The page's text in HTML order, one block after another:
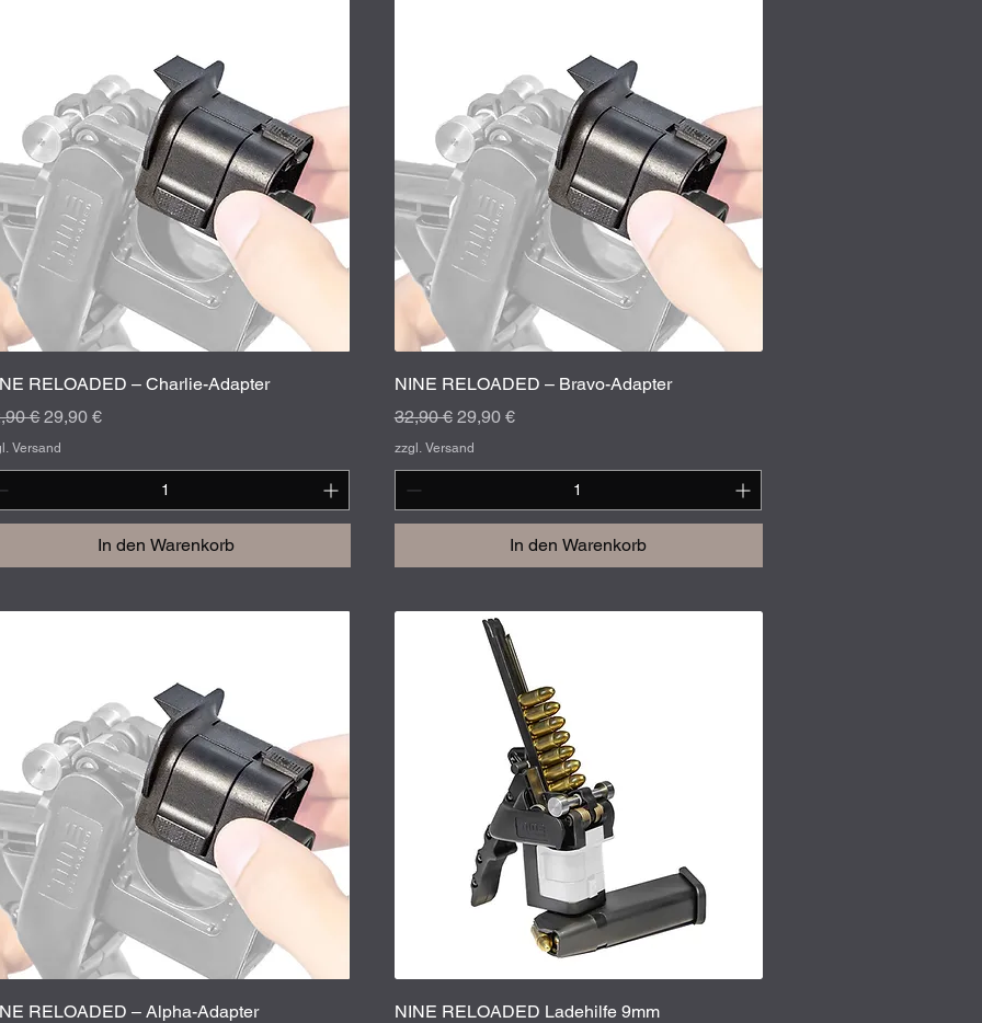
Schnellansicht
RELOADED – Charlie-Adapter
€Sale-Preis
29,90 €
Versand
In den Warenkorb
Schnellansicht
NINE RELOADED – Bravo-Adapter
Standardpreis
32,90 € Sale-Preis
29,90 €
zzgl. Versand
In den Warenkorb
Schnellansicht
RELOADED – Alpha-Adapter
Schnellansicht
NINE RELOADED Ladehilfe 9mm